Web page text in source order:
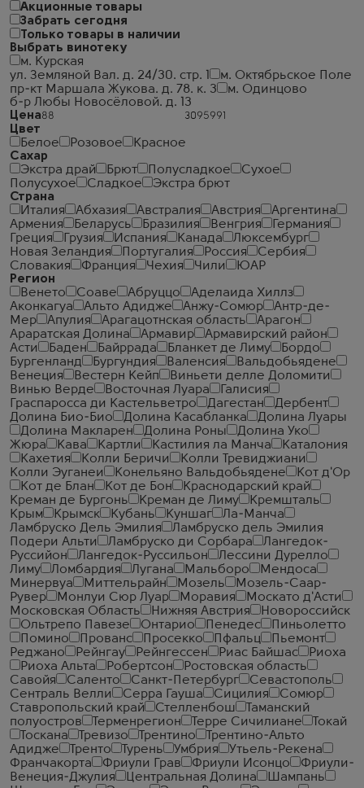
Акционные товары
Забрать сегодня
Только товары в наличии
Выбрать винотеку
м. Курская
ул. Земляной Вал. д. 24/30. стр. 1
м. Октябрьское Поле
пр-кт Маршала Жукова. д. 78. к. 3
м. Одинцово
б-р Любы Новосёловой. д. 13
Цена
Цвет
Белое
Розовое
Красное
Сахар
Экстра драй
Брют Полусладкое
Сухое
Полусухое
Сладкое
Экстра брют
Страна
Италия
Абхазия Австралия Австрия
Аргентина
Армения
Беларусь Бразилия Венгрия
Германия
Греция
Грузия Испания Канада
Люксембург
Новая Зеландия
Португалия Россия
Сербия
Словакия
Франция Чехия Чили
ЮАР
Регион
Венето
Соаве Абруццо
Аделаида Хиллз
Аконкагуа
Альто Адидже Анжу-Сомюр
Антр-де-
Мер
Апулия Арагацотнская область
Арагон
Араратская Долина
Армавир
Армавирский район
Асти
Баден Байррада Бланкет де Лиму
Бордо
Бургенланд
Бургундия Валенсия
Вальдобьядене
Венеция
Вестерн Кейп
Виньети делле Доломити
Винью Верде
Восточная Луара
Галисия
Граспаросса ди Кастельветро
Дагестан
Дербент
Долина Био-Био
Долина Касабланка
Долина Луары
Долина Макларен
Долина Роны
Долина Уко
Жюра
Кава Картли Кастилия ла Манча
Каталония
Кахетия
Колли Беричи
Колли Тревиджиани
Колли Эуганеи
Конельяно Вальдобьядене
Кот д'Ор
Кот де Блан
Кот де Бон
Краснодарский край
Креман де Бургонь
Креман де Лиму
Кремшталь
Крым
Крымск Кубань Куншаг
Ла-Манча
Ламбруско Дель Эмилия
Ламбруско дель Эмилия
Подери Альти
Ламбруско ди Сорбара
Лангедок-
Руссийон
Лангедок-Руссильон
Лессини Дурелло
Лиму
Ломбардия Лугана Мальборо
Мендоса
Минервуа
Миттельрайн Мозель
Мозель-Саар-
Рувер
Монлуи Сюр Луар Моравия
Москато д'Асти
Московская Область
Нижняя Австрия
Новороссийск
Ольтрепо Павезе
Онтарио Пенедес
Пиньолетто
Помино
Прованс Просекко Пфальц
Пьемонт
Реджано
Рейнгау Рейнгессен Риас Байшас
Риоха
Риоха Альта
Робертсон
Ростовская область
Савойя
Саленто Санкт-Петербург
Севастополь
Сентраль Велли
Серра Гауша Сицилия
Сомюр
Ставропольский край
Стелленбош
Таманский
полуостров
Терменрегион Терре Сичилиане
Токай
Тоскана
Тревизо Трентино
Трентино-Альто
Адидже
Тренто Турень Умбрия
Утьель-Рекена
Франчакорта
Фриули Грав Фриули Исонцо
Фриули-
Венеция-Джулия
Центральная Долина
Шампань